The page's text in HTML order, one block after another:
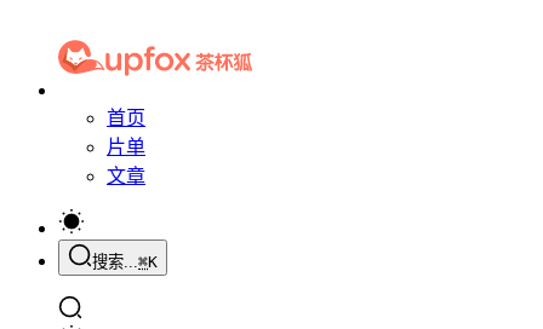
首页
片单
文章
搜索...⌘K